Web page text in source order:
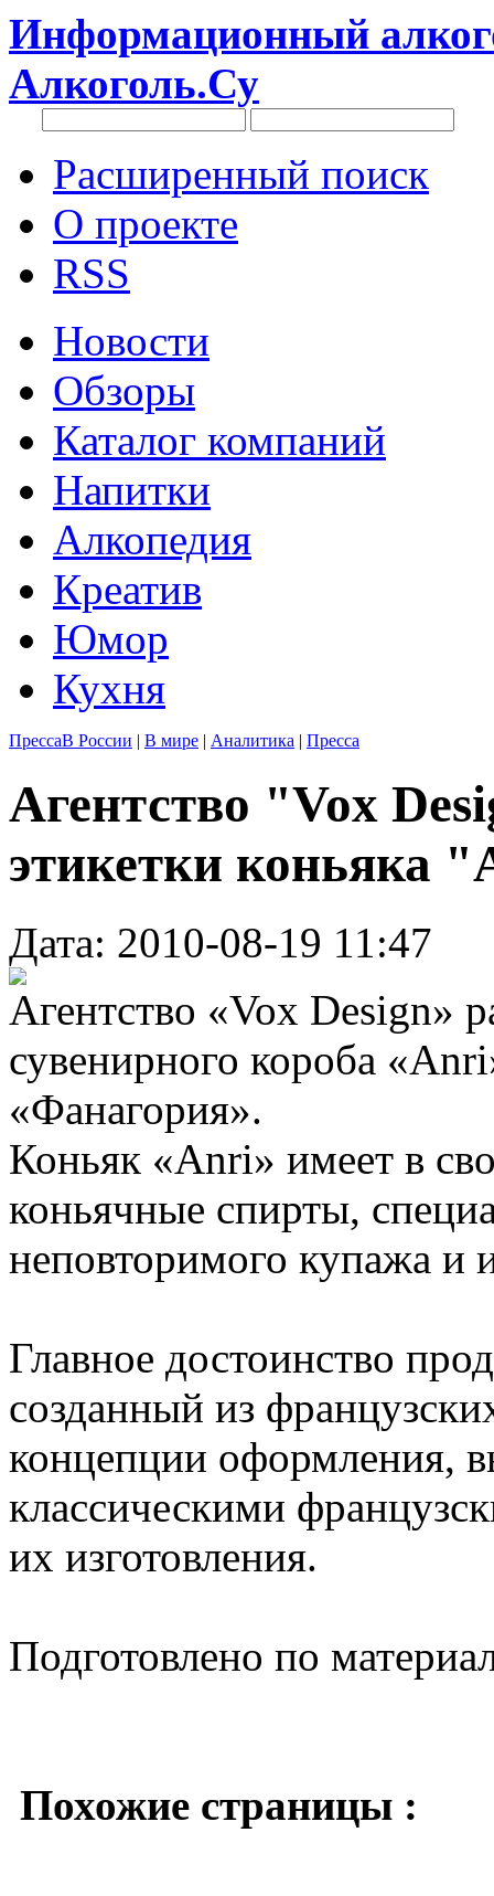
Информационный
Алкоголь.Су
Расширенный поиск
О проекте
RSS
Новости
Обзоры
Каталог компаний
Напитки
Алкопедия
Креатив
Юмор
Кухня
ПрессаВ России | В мире | Аналитика | Пресса
Агентство "Vox
этикетки коньяка
Дата: 2010-08-19 11:47
Агентство «Vox Design»
сувенирного короба
«Фанагория».
Коньяк «Anri» имеет в
коньячные спирты,
неповторимого купажа и
Главное достоинство
созданный из
концепции оформления,
классическими
их изготовления.
Подготовлено по
Похожие страницы :